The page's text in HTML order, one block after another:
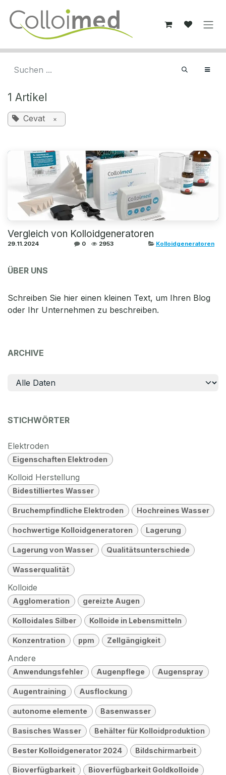
1 Artikel
Cevat ×
Vergleich von Kolloidgeneratoren
29.11.2024 0 2953 Kolloidgeneratoren
ÜBER UNS
Schreiben Sie hier einen kleinen Text, um Ihren Blog
oder Ihr Unternehmen zu beschreiben.
ARCHIVE
STICHWÖRTER
Elektroden
Eigenschaften Elektroden
Kolloid Herstellung
Bidestilliertes Wasser
Bruchempfindliche Elektroden Hochreines Wasser
hochwertige Kolloidgeneratoren Lagerung
Lagerung von Wasser Qualitätsunterschiede
Wasserqualität
Kolloide
Agglomeration gereizte Augen
Kolloidales Silber Kolloide in Lebensmitteln
Konzentration ppm Zellgängigkeit
Andere
Anwendungsfehler Augenpflege Augenspray
Augentraining Ausflockung
autonome elemente Basenwasser
Basisches Wasser Behälter für Kolloidproduktion
Bester Kolloidgenerator 2024 Bildschirmarbeit
Bioverfügbarkeit Bioverfügbarkeit Goldkolloide